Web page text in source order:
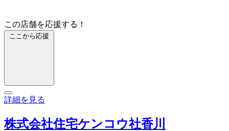
この店舗を応援する！
ここから応援
詳細を見る
株式会社住宅ケンコウ社香川